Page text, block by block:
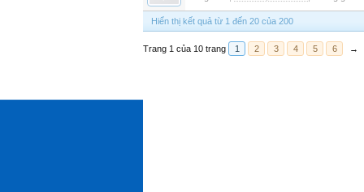
Hiển thị kết quả từ 1 đến 20 của 200
Trang 1 của 10 trang 1 2 3 4 5 6 →